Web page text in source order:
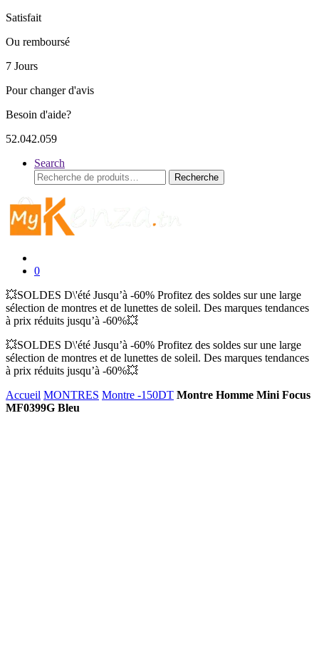
Satisfait
Ou remboursé
7 Jours
Pour changer d'avis
Besoin d'aide?
52.042.059
Search
Recherche
pour :
Recherche
0
💥SOLDES D\'été Jusqu’à -60% Profitez des soldes sur une large
sélection de montres et de lunettes de soleil. Des marques tendances
à prix réduits jusqu’à -60%💥
💥SOLDES D\'été Jusqu’à -60% Profitez des soldes sur une large
sélection de montres et de lunettes de soleil. Des marques tendances
à prix réduits jusqu’à -60%💥
Accueil MONTRES Montre -150DT Montre Homme Mini Focus
MF0399G Bleu